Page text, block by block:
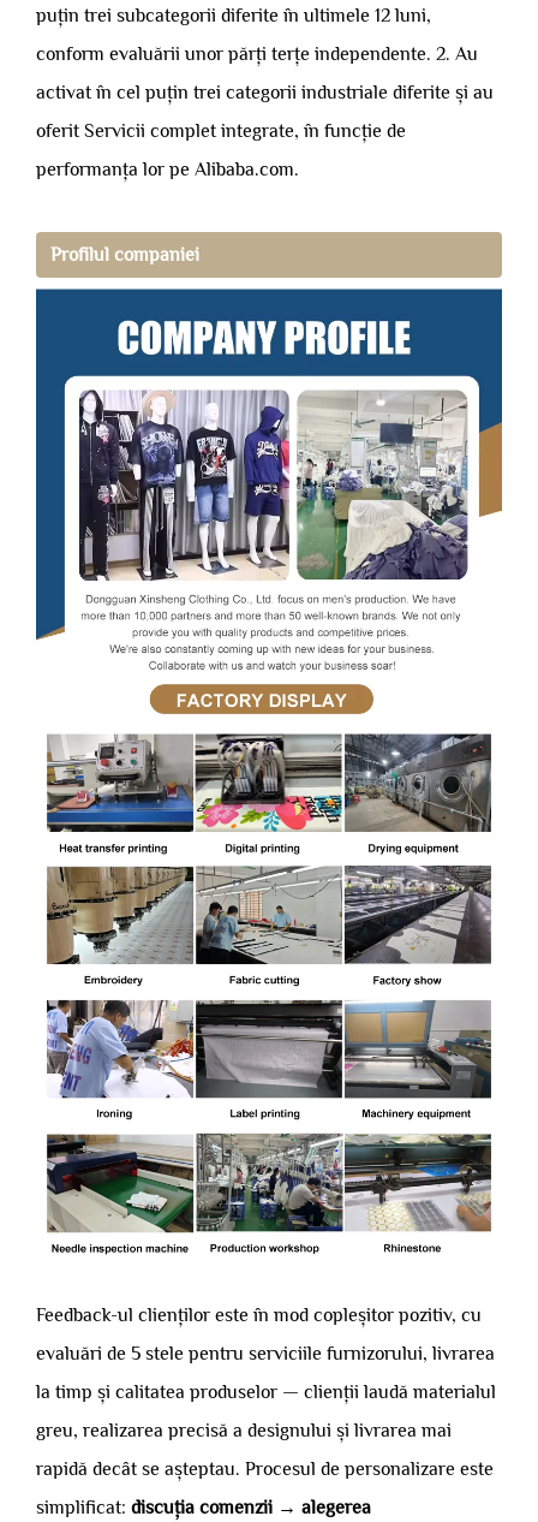
puțin trei subcategorii diferite în ultimele 12 luni,
conform evaluării unor părți terțe independente. 2. Au
activat în cel puțin trei categorii industriale diferite și au
oferit Servicii complet integrate, în funcție de
performanța lor pe Alibaba.com.
Profilul companiei
Feedback-ul clienților este în mod copleșitor pozitiv, cu
evaluări de 5 stele pentru serviciile furnizorului, livrarea
la timp și calitatea produselor — clienții laudă materialul
greu, realizarea precisă a designului și livrarea mai
rapidă decât se așteptau. Procesul de personalizare este
simplificat: discuția comenzii → alegerea